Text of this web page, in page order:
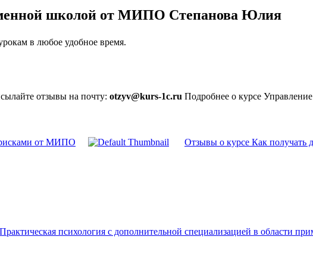
школой от МИПО Степанова Юлия
в любое удобное время.
отзывы на почту: otzyv@kurs-1c.ru Подробнее о курсе
от МИПО Отзывы о курсе Как получать
психология с дополнительной специализацией в области